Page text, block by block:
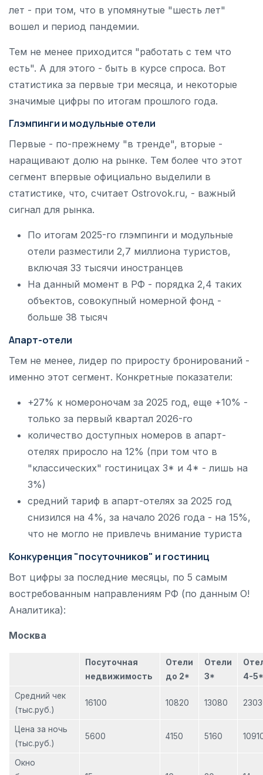
лет - при том, что в упомянутые "шесть лет"
вошел и период пандемии.
Тем не менее приходится "работать с тем что
есть". А для этого - быть в курсе спроса. Вот
статистика за первые три месяца, и некоторые
значимые цифры по итогам прошлого года.
Глэмпинги и модульные отели
Первые - по-прежнему "в тренде", вторые -
наращивают долю на рынке. Тем более что этот
сегмент впервые официально выделили в
статистике, что, считает Ostrovok.ru, - важный
сигнал для рынка.
По итогам 2025-го глэмпинги и модульные
отели разместили 2,7 миллиона туристов,
включая 33 тысячи иностранцев
На данный момент в РФ - порядка 2,4 таких
объектов, совокупный номерной фонд -
больше 38 тысяч
Апарт-отели
Тем не менее, лидер по приросту бронирований -
именно этот сегмент. Конкретные показатели:
+27% к номероночам за 2025 год, еще +10% -
только за первый квартал 2026-го
количество доступных номеров в апарт-
отелях приросло на 12% (при том что в
"классических" гостиницах 3* и 4* - лишь на
3%)
средний тариф в апарт-отелях за 2025 год
снизился на 4%, за начало 2026 года - на 15%,
что не могло не привлечь внимание туриста
Конкуренция "посуточников" и гостиниц
Вот цифры за последние месяцы, по 5 самым
востребованным направлениям РФ (по данным О!
Аналитика):
Москва
Посуточная
недвижимость
Отели
до 2*
Отели
3*
4-5*
Средний чек
(тыс.руб.)
16100 10820 13080
Цена за ночь
(тыс.руб.)
5600 4150 5160
Окно